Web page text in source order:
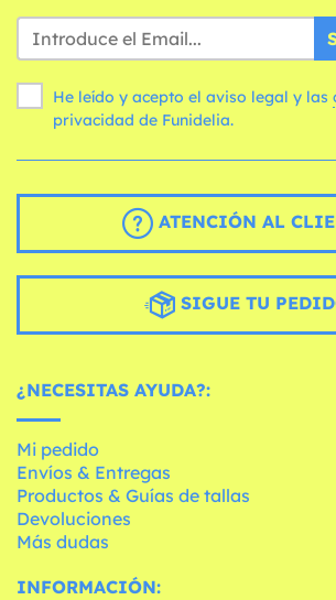
He leído y acepto el aviso legal y las
privacidad de Funidelia.
ATENCIÓN AL
SIGUE TU
¿NECESITAS AYUDA?:
Mi pedido
Envíos & Entregas
Productos & Guías de tallas
Devoluciones
Más dudas
INFORMACIÓN: